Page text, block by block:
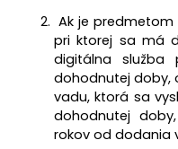
Ak je
pri ktorej sa má
digitálna služba
dohodnutej doby,
vadu, ktorá sa
dohodnutej
rokov od dodania